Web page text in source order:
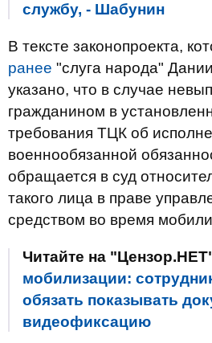
службу, - Шабунин
В тексте законопроекта,
ранее "слуга народа"
указано, что в случае
гражданином в
требования ТЦК об
военнообязанной
обращается в суд
такого лица в праве
средством во время
Читайте на
мобилизации:
обязать показывать
видеофиксацию